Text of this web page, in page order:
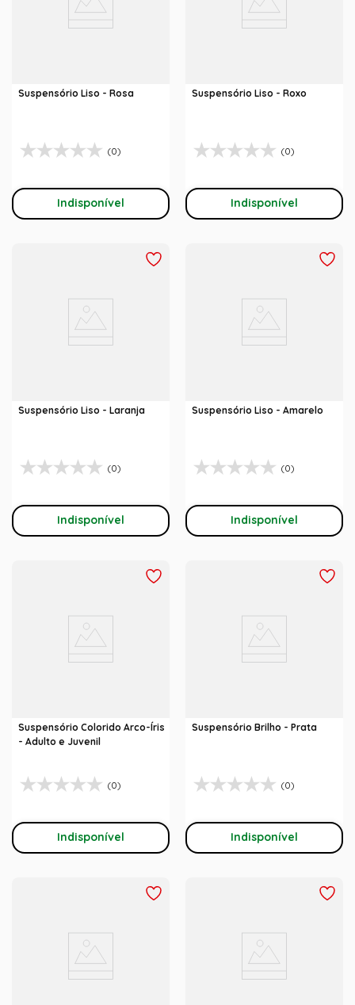
Suspensório Liso - Rosa
(0)
Indisponível
Suspensório Liso - Roxo
(0)
Indisponível
Suspensório Liso - Laranja
(0)
Indisponível
Suspensório Liso - Amarelo
(0)
Indisponível
Suspensório Colorido Arco-Íris
- Adulto e Juvenil
(0)
Indisponível
Suspensório Brilho - Prata
(0)
Indisponível